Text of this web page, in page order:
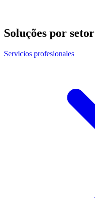
Soluções por setor
Servicios profesionales